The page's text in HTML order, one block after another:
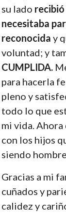
su lado
necesitaba
reconocida y
voluntad; y
CUMPLIDA.
para hacerla
pleno y
todo lo que
mi vida.
con los hijos
siendo
Gracias a mi
cuñados y
calidez y